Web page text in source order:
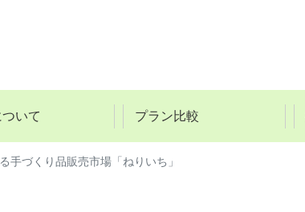
いて プラン比較
手づくり品販売市場「ねりいち」